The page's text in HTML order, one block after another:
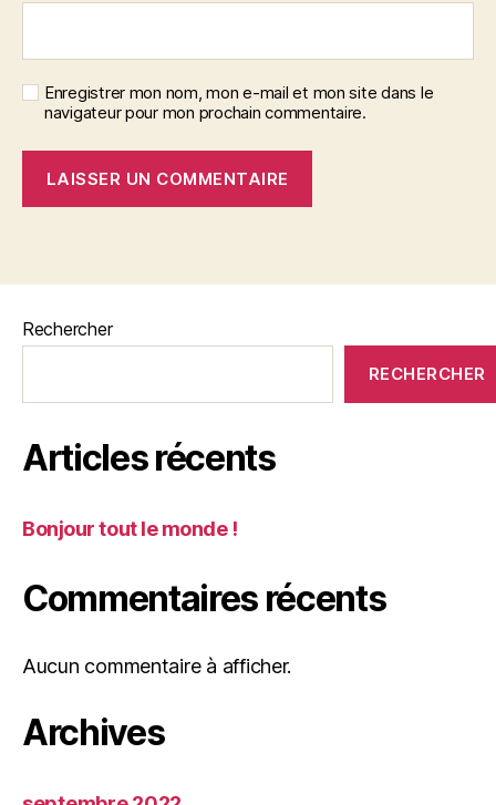
Enregistrer mon nom, mon e-mail et mon site dans le
navigateur pour mon prochain commentaire.
Rechercher
RECHERCHER
Articles récents
Bonjour tout le monde !
Commentaires récents
Aucun commentaire à afficher.
Archives